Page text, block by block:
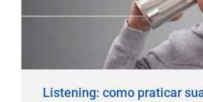
Listening: como praticar